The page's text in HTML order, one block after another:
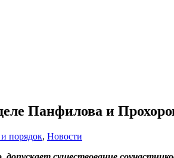
Панфилова и
порядок, Новости